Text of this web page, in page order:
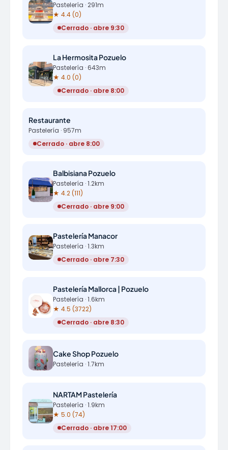
Pastelería · 291m
★ 4.4 (0)
Cerrado · abre 9:30
La Hermosita Pozuelo
Pastelería · 643m
★ 4.0 (0)
Cerrado · abre 8:00
Restaurante
Pastelería · 957m
Cerrado · abre 8:00
Balbisiana Pozuelo
Pastelería · 1.2km
★ 4.2 (111)
Cerrado · abre 9:00
Pastelería Manacor
Pastelería · 1.3km
Cerrado · abre 7:30
Pastelería Mallorca | Pozuelo
Pastelería · 1.6km
★ 4.5 (3722)
Cerrado · abre 8:30
Cake Shop Pozuelo
Pastelería · 1.7km
NARTAM Pastelería
Pastelería · 1.9km
★ 5.0 (74)
Cerrado · abre 17:00